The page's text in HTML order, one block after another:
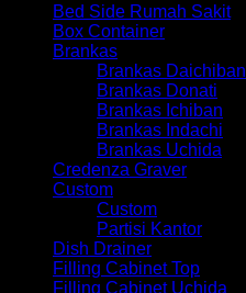
Bed Side Rumah Sakit
Box Container
Brankas
Brankas Daichiban
Brankas Donati
Brankas Ichiban
Brankas Indachi
Brankas Uchida
Credenza Graver
Custom
Custom
Partisi Kantor
Dish Drainer
Filling Cabinet Top
Filling Cabinet Uchida